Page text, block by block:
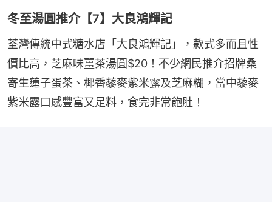
冬至湯圓推介【7】大良鴻輝記
荃灣傳統中式糖水店「大良鴻輝記」，款式多而且性
價比高，芝麻味薑茶湯圓$20！不少網民推介招牌桑
寄生蓮子蛋茶、椰香藜麥紫米露及芝麻糊，當中藜麥
紫米露口感豐富又足料，食完非常飽肚！